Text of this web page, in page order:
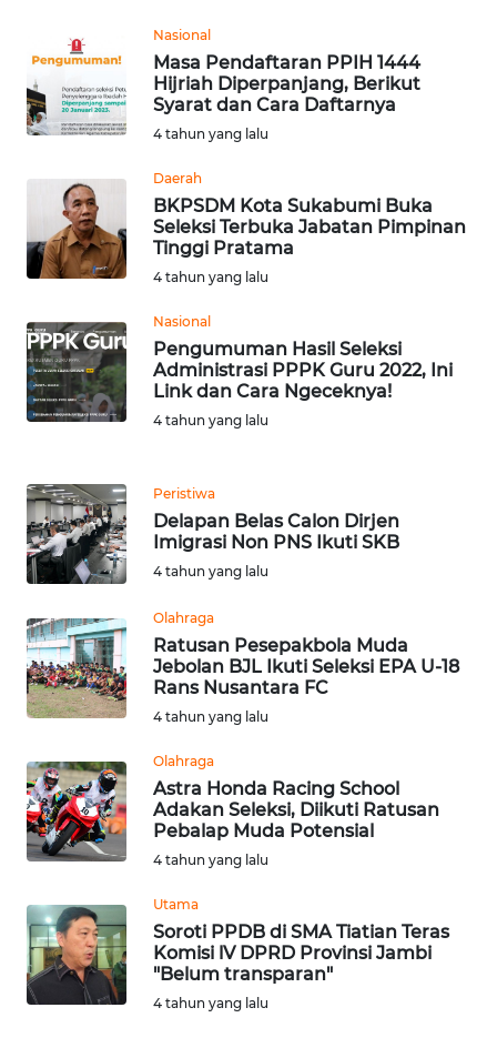
Nasional
Masa Pendaftaran PPIH 1444
Hijriah Diperpanjang, Berikut
Syarat dan Cara Daftarnya
4 tahun yang lalu
Daerah
BKPSDM Kota Sukabumi Buka
Seleksi Terbuka Jabatan Pimpinan
Tinggi Pratama
4 tahun yang lalu
Nasional
Pengumuman Hasil Seleksi
Administrasi PPPK Guru 2022, Ini
Link dan Cara Ngeceknya!
4 tahun yang lalu
Peristiwa
Delapan Belas Calon Dirjen
Imigrasi Non PNS Ikuti SKB
4 tahun yang lalu
Olahraga
Ratusan Pesepakbola Muda
Jebolan BJL Ikuti Seleksi EPA U-18
Rans Nusantara FC
4 tahun yang lalu
Olahraga
Astra Honda Racing School
Adakan Seleksi, Diikuti Ratusan
Pebalap Muda Potensial
4 tahun yang lalu
Utama
Soroti PPDB di SMA Tiatian Teras
Komisi lV DPRD Provinsi Jambi
"Belum transparan"
4 tahun yang lalu
WN
TAPANULI
SELATAN
WN
LESUNG
WN
KARO
WN
SIMALUNGUN
WN
WN
TAPANULI
TENGAH
SERDANG
WN
TEBING
WN
PAKPAK
WN
WN
BEKASI